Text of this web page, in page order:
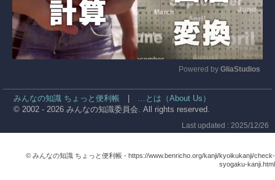
Powered by GliaStudios
みんなの知識 ちょっと便利帳
…とは（About Us）
© 2002 - 2026 みんなの知識委員会. All rights reserved.
Last updated : 2025/12/26
© みんなの知識 ちょっと便利帳 - https://www.benricho.org/kanji/kyoikukanji/check-
syogaku-kanji.html